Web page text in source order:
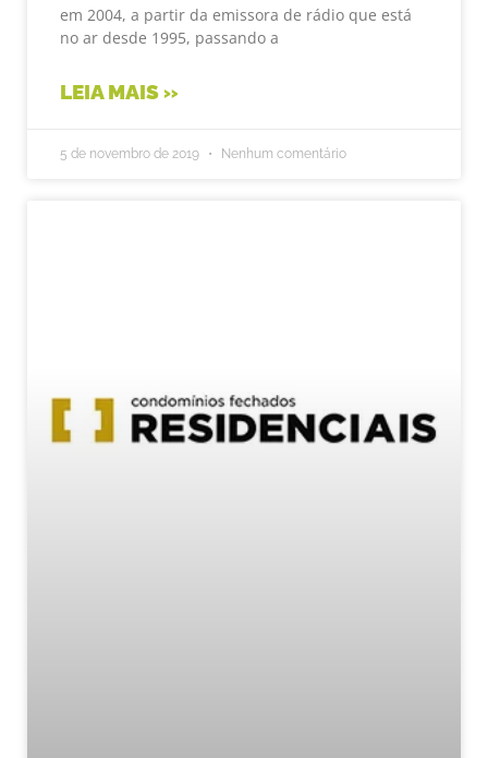
em 2004, a partir da emissora de rádio que está
no ar desde 1995, passando a
LEIA MAIS »
5 de novembro de 2019 Nenhum comentário